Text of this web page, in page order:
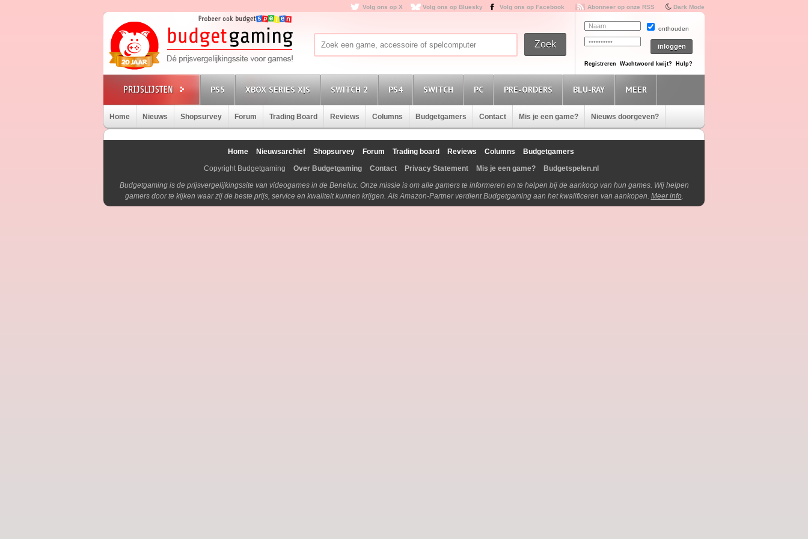
Volg ons op X Volg ons op Bluesky Volg ons op Facebook Abonneer op onze RSS Dark Mode
onthouden
Registreren Wachtwoord kwijt? Hulp?
PS5 XBOX SERIES X|S SWITCH 2 PS4 SWITCH PC PRE-ORDERS BLU-RAY MEER
Home Nieuws Shopsurvey Forum Trading Board Reviews Columns Budgetgamers Contact Mis je een game? Nieuws doorgeven?
Home Nieuwsarchief Shopsurvey Forum Trading board Reviews Columns
Budgetgamers
Copyright Budgetgaming
Over Budgetgaming Contact Privacy Statement Mis je een game?
Budgetspelen.nl
Budgetgaming is de prijsvergelijkingssite van videogames in de Benelux. Onze missie is om alle gamers te informeren en te helpen bij de aankoop van hun games. Wij helpen
gamers door te kijken waar zij de beste prijs, service en kwaliteit kunnen krijgen. Als Amazon-Partner verdient Budgetgaming aan het kwalificeren van aankopen. Meer info.